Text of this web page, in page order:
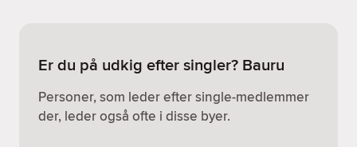
Er du på udkig efter singler? Bauru
Personer, som leder efter single-medlemmer
der, leder også ofte i disse byer.